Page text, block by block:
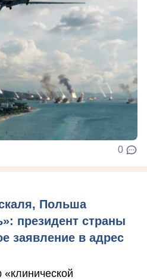
0
Польша
президент страны
заявление в адрес